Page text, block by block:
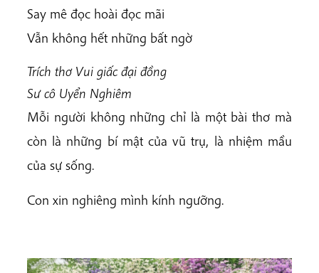
Say mê đọc hoài đọc mãi
Vẫn không hết những bất ngờ
Trích thơ Vui giấc đại đồng
Sư cô Uyển Nghiêm
Mỗi người không những chỉ là một bài thơ mà
còn là những bí mật của vũ trụ, là nhiệm mầu
của sự sống.
Con xin nghiêng mình kính ngưỡng.